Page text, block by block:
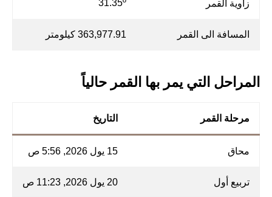
زاوية القمر 31.35º
المسافة الى القمر 363,977.91 كيلومتر
المراحل التي يمر بها القمر حالياً
مرحلة القمر التاريخ
محاق 15 يول 2026, 5:56 ص
تربيع أول 20 يول 2026, 11:23 ص